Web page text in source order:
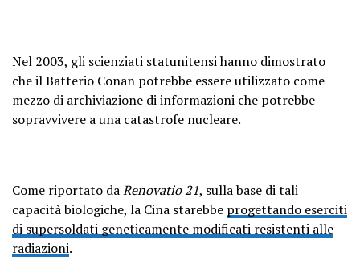
Nel 2003, gli scienziati statunitensi hanno dimostrato
che il Batterio Conan potrebbe essere utilizzato come
mezzo di archiviazione di informazioni che potrebbe
sopravvivere a una catastrofe nucleare.
Come riportato daRenovatio 21, sulla base di tali
capacità biologiche, la Cina starebbe progettando eserciti
di supersoldati geneticamente modificati resistenti alle
radiazioni.